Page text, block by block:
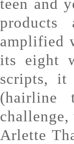
teen and
products
amplified
its eight
scripts, it
(hairline
Arlette